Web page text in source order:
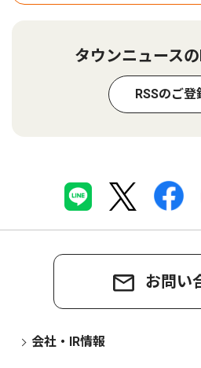
タウンニュース
RSSのご登
お問い
会社・IR情報